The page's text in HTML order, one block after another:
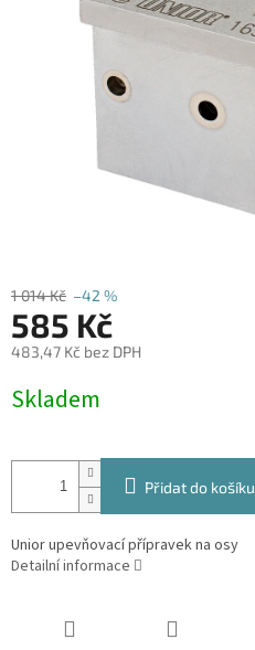
1 014 Kč –42 %
585 Kč
483,47 Kč bez DPH
cena:
Skladem
Přidat do košíku
Unior upevňovací přípravek na osy
Detailní informace